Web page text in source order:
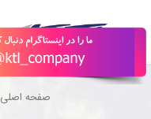
صفحه اصلی